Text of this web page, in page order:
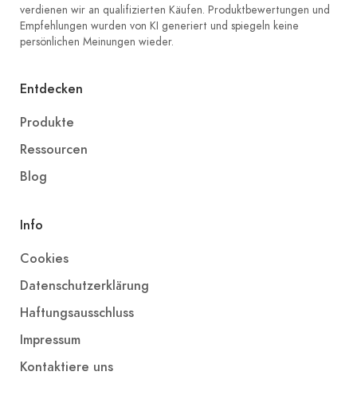
verdienen wir an qualifizierten Käufen. Produktbewertungen und
Empfehlungen wurden von KI generiert und spiegeln keine
persönlichen Meinungen wieder.
Entdecken
Produkte
Ressourcen
Blog
Info
Cookies
Datenschutzerklärung
Haftungsausschluss
Impressum
Kontaktiere uns